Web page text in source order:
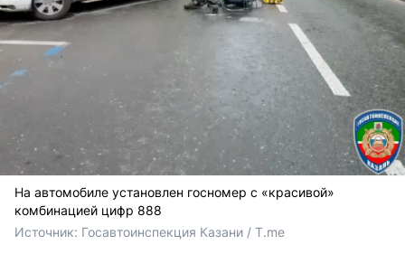
На автомобиле установлен госномер с «красивой»
комбинацией цифр 888
Источник: Госавтоинспекция Казани / T.me